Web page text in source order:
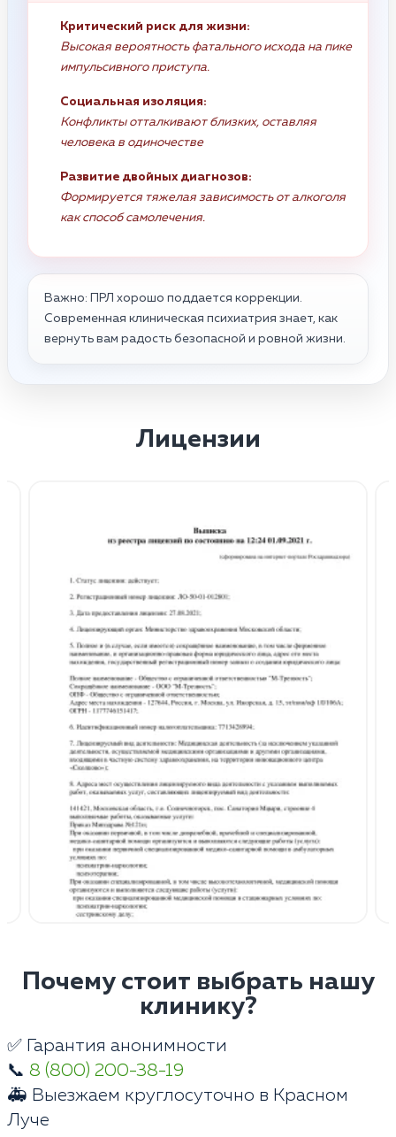
Критический риск для жизни:
Высокая вероятность фатального исхода на пике
импульсивного приступа.
Социальная изоляция:
Конфликты отталкивают близких, оставляя
человека в одиночестве
Развитие двойных диагнозов:
Формируется тяжелая зависимость от алкоголя
как способ самолечения.
Важно: ПРЛ хорошо поддается коррекции.
Современная клиническая психиатрия знает, как
вернуть вам радость безопасной и ровной жизни.
Лицензии
Почему стоит выбрать нашу
клинику?
✅ Гарантия анонимности
📞 8 (800) 200-38-19
🚑 Выезжаем круглосуточно в Красном
Луче